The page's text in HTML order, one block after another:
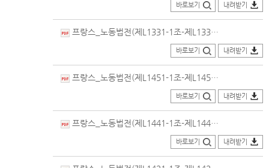
바로보기 내려받기
프랑스_노동법전(제L1331-1조-제L1332-5조)_번역본(2022.04.08.개정).pdf
바로보기 내려받기
프랑스_노동법전(제L1451-1조-제L1457-1조)_번역본(2021.09.14.개정)_의회법률정보포털.PDF
바로보기 내려받기
프랑스_노동법전(제L1441-1조-제L1443-1조)_번역본(2023.11.20.개정)_의회법률정보포털.PDF
바로보기 내려받기